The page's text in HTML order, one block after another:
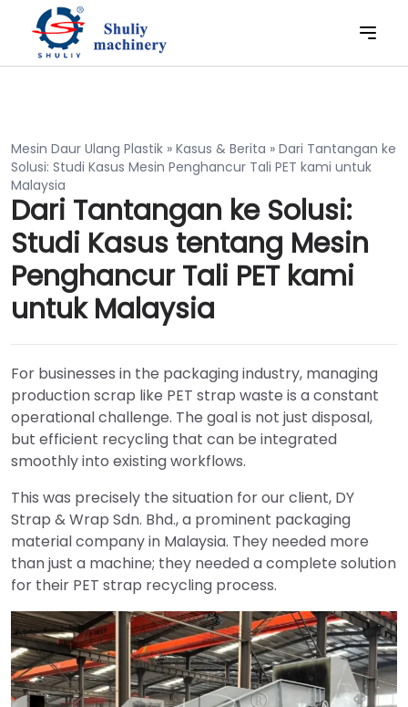
Mesin Daur Ulang Plastik » Kasus & Berita » Dari Tantangan ke
Solusi: Studi Kasus Mesin Penghancur Tali PET kami untuk
Malaysia
Dari Tantangan ke Solusi:
Studi Kasus tentang Mesin
Penghancur Tali PET kami
untuk Malaysia
For businesses in the packaging industry, managing
production scrap like PET strap waste is a constant
operational challenge. The goal is not just disposal,
but efficient recycling that can be integrated
smoothly into existing workflows.
This was precisely the situation for our client, DY
Strap & Wrap Sdn. Bhd., a prominent packaging
material company in Malaysia. They needed more
than just a machine; they needed a complete solution
for their PET strap recycling process.